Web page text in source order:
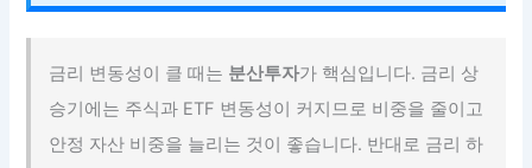
금리 변동성이 클 때는 분산투자가 핵심입니다. 금리 상
승기에는 주식과 ETF 변동성이 커지므로 비중을 줄이고
안정 자산 비중을 늘리는 것이 좋습니다. 반대로 금리 하